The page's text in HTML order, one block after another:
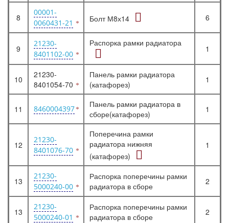
8
00001-
0060431-21
Болт М8х14 6
9
21230-
8401102-00
Распорка рамки радиатора
1
10
21230-
8401054-70
Панель рамки радиатора
(катафорез)
1
11 8460004397
Панель рамки радиатора в
сборе(катафорез)
1
12
21230-
8401076-70
Поперечина рамки
радиатора нижняя
(катафорез)
1
13
21230-
5000240-00
Распорка поперечины рамки
радиатора в сборе
2
13
21230-
5000240-01
Распорка поперечины рамки
радиатора в сборе
2